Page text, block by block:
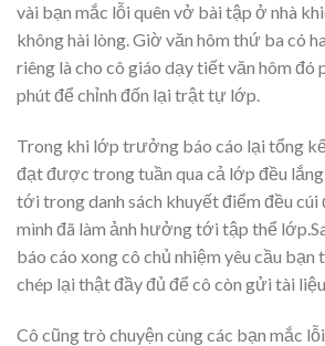
vài bạn mắc lỗi quên vở bài tập ở nhà
không hài lòng. Giờ văn hôm thứ ba có
riêng là cho cô giáo dạy tiết văn hôm đó
phút để chỉnh đốn lại trật tự lớp.
Trong khi lớp trưởng báo cáo lại tổng
đạt được trong tuần qua cả lớp đều lắng
tới trong danh sách khuyết điểm đều cúi
mình đã làm ảnh hưởng tới tập thể
báo cáo xong cô chủ nhiệm yêu cầu bạn
chép lại thật đầy đủ để cô còn gửi tài
Cô cũng trò chuyện cùng các bạn mắc